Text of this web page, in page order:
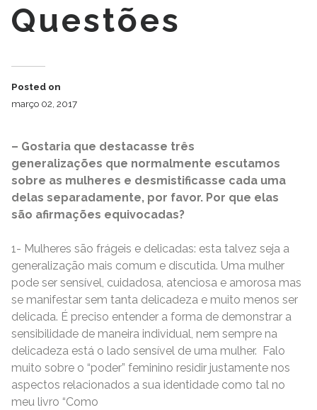
Questões
Posted on
março 02, 2017
– Gostaria que destacasse três
generalizações que normalmente escutamos
sobre as mulheres e desmistificasse cada uma
delas separadamente, por favor. Por que elas
são afirmações equivocadas?
1- Mulheres são frágeis e delicadas: esta talvez seja a
generalização mais comum e discutida. Uma mulher
pode ser sensível, cuidadosa, atenciosa e amorosa mas
se manifestar sem tanta delicadeza e muito menos ser
delicada. É preciso entender a forma de demonstrar a
sensibilidade de maneira individual, nem sempre na
delicadeza está o lado sensível de uma mulher. Falo
muito sobre o “poder” feminino residir justamente nos
aspectos relacionados a sua identidade como tal no
meu livro “Como